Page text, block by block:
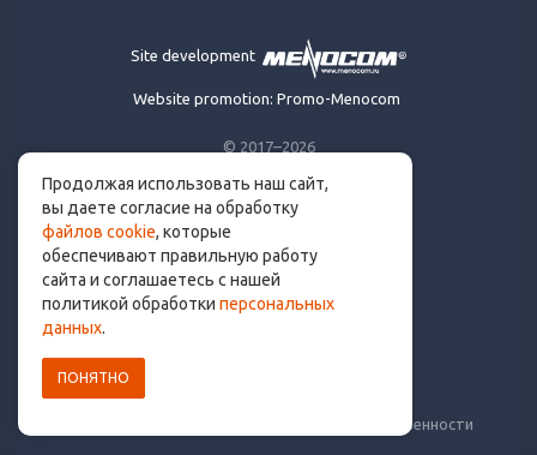
© 2017–2026
Made for runners.
By runners. With ❤
info@get.run
Уведомление о рисках и ограничение ответственности
Site development
Website promotion: Promo-Menocom
Продолжая использовать наш сайт,
вы даете согласие на обработку
файлов cookie, которые
обеспечивают правильную работу
сайта и соглашаетесь с нашей
политикой обработки персональных
данных.
ПОНЯТНО